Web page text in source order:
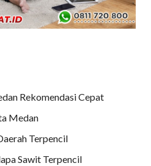
Rekomendasi Cepat
Medan
Terpencil
Sawit Terpencil